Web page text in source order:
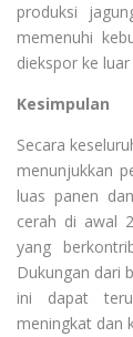
produksi
memenuhi
diekspor ke luar
Kesimpulan
Secara
menunjukkan
luas panen
cerah di awal
yang
Dukungan dari
ini dapat
meningkat dan